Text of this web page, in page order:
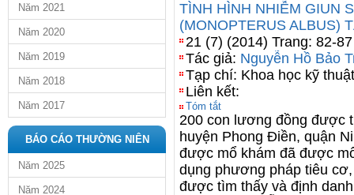
Năm 2021
Năm 2020
Năm 2019
Năm 2018
Năm 2017
BÁO CÁO THƯỜNG NIÊN
Năm 2025
Năm 2024
TÌNH HÌNH NHIỄM GIUN
(MONOPTERUS ALBUS)
21 (7) (2014) Trang: 82-87
Tác giả: Nguyễn Hồ Bảo
Tạp chí: Khoa học kỹ
Liên kết:
Tóm tắt
200 con lương đồng được
huyện Phong Điền, quận
được mổ khám đã được
dụng phương pháp tiêu
được tìm thấy và định